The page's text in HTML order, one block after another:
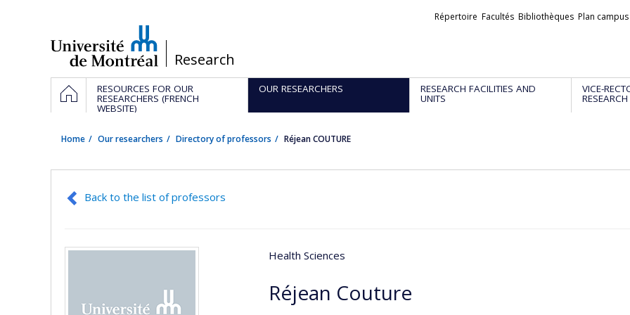
/Research
Liens
Répertoire Facultés Bibliothèques Plan campus
Navigation
principale
HOMERESOURCES FOR OUR
RESEARCHERS (FRENCH
WEBSITE)
OUR RESEARCHERS RESEARCH FACILITIES AND
UNITS
VICE-
RESEARCH
Home Our researchers Directory of professors Réjean COUTURE
Back to the list of professors
Health Sciences
Réjean Couture